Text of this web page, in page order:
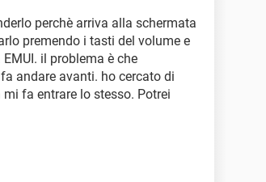
perchè arriva alla schermata
premendo i tasti del volume e
il problema è che
andare avanti. ho cercato di
fa entrare lo stesso. Potrei